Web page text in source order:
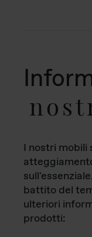
I nostri mobili
battito del
ulteriori
prodotti: